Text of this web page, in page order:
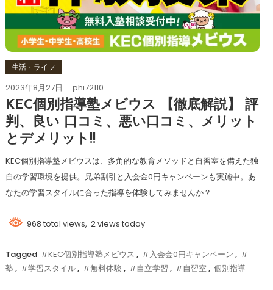
生活・ライフ
2023年8月27日 phi72110
KEC個別指導塾メビウス 【徹底解説】 評
判、良い 口コミ、悪い口コミ、メリット
とデメリット!!
KEC個別指導塾メビウスは、多角的な教育メソッドと自習室を備えた独
自の学習環境を提供。兄弟割引と入会金0円キャンペーンも実施中。あ
なたの学習スタイルに合った指導を体験してみませんか？
968 total views, 2 views today
Tagged #KEC個別指導塾メビウス , #入会金0円キャンペーン , #
塾, #学習スタイル, #無料体験, #自立学習 , #自習室, 個別指導